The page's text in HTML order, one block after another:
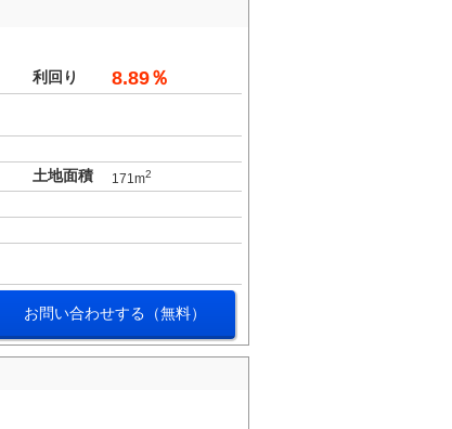
利回り 8.89％
土地面積 171m2
お問い合わせする（無料）